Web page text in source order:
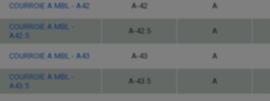
COURROIE A MBL - A42 A-42 A
COURROIE A MBL -
A42.5
A-42.5 A
COURROIE A MBL - A43 A-43 A
COURROIE A MBL -
A43.5
A-43.5 A